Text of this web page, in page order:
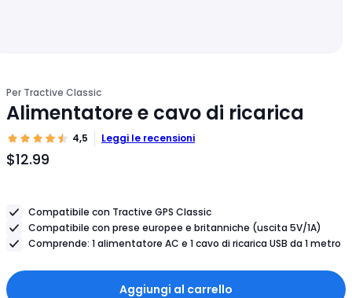
Per Tractive Classic
Alimentatore e cavo di ricarica
4,5 Leggi le recensioni
$12.99
Prezzo
$12.99Compatibile con Tractive GPS Classic
Compatibile con prese europee e britanniche (uscita 5V/1A)
Comprende: 1 alimentatore AC e 1 cavo di ricarica USB da 1 metro
Aggiungi al carrello